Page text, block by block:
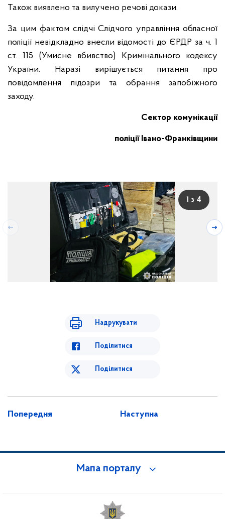
Також виявлено та вилучено речові докази.
За цим фактом слідчі Слідчого управління обласної
поліції невідкладно внесли відомості до ЄРДР за ч. 1
ст. 115 (Умисне вбивство) Кримінального кодексу
України. Наразі вирішується питання про
повідомлення підозри та обрання запобіжного
заходу.
Сектор комунікації
поліції Івано-Франківщини
1 з 4
Надрукувати
Поділитися
Поділитися
Попередня Наступна
Мапа порталу